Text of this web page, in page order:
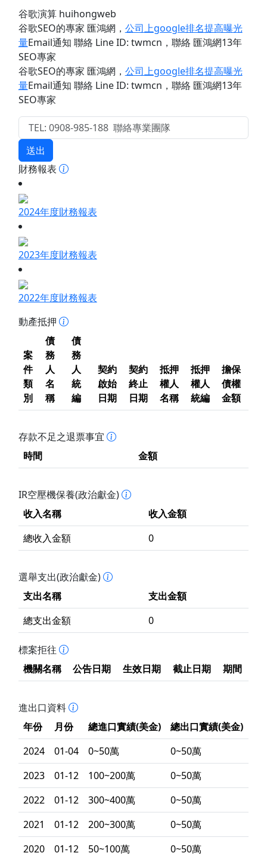
谷歌演算 huihongweb
谷歌SEO的專家 匯鴻網 ， 公司上google排名提高曝光
量Email通知 聯絡 Line ID: twmcn ，聯絡 匯鴻網13年
SEO專家
谷歌SEO的專家 匯鴻網 ， 公司上google排名提高曝光
量Email通知 聯絡 Line ID: twmcn ，聯絡 匯鴻網13年
SEO專家
送出
財務報表
2024年度財務報表
2023年度財務報表
2022年度財務報表
動產抵押
案
件
類
別
債
務
人
名
稱
債
務
人
統
編
契約
啟始
日期
契約
終止
日期
抵押
權人
名稱
抵押
權人
統編
擔保
債權
金額
存款不足之退票事宜
時間
金額
IR空壓機保養(政治獻金)
收入名稱
收入金額
總收入金額
0
選舉支出(政治獻金)
支出名稱
支出金額
總支出金額
0
標案拒往
機關名稱
公告日期 生效日期 截止日期 期間
進出口資料
年份
月份 總進口實績(美金)
總出口實績(美金)
2024
01-04 0~50萬
0~50萬
2023
01-12 100~200萬
0~50萬
2022
01-12 300~400萬
0~50萬
2021
01-12 200~300萬
0~50萬
2020
01-12 50~100萬 0~50萬